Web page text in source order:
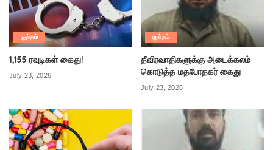
குற்றம்
1,155 ரவுடிகள் கைது!
July 23, 2026
குற்றம்
தீவிரவாதிகளுக்கு அடைக்கலம்
கொடுத்த மதபோதகர் கைது
July 23, 2026